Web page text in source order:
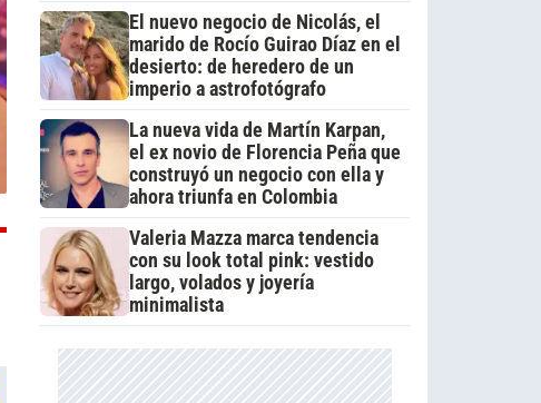
El nuevo negocio de Nicolás, el
marido de Rocío Guirao Díaz en el
desierto: de heredero de un
imperio a astrofotógrafo
La nueva vida de Martín Karpan,
el ex novio de Florencia Peña que
construyó un negocio con ella y
ahora triunfa en Colombia
Valeria Mazza marca tendencia
con su look total pink: vestido
largo, volados y joyería
minimalista